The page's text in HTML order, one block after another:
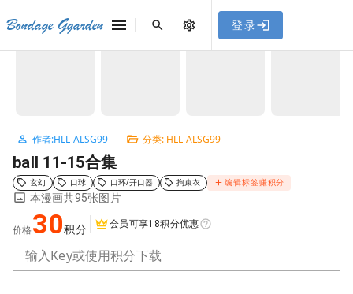
，使用遇到
问题请联系客服。
Bondage Ggarden 登录
首页 / HLL-ALSG99 / ball 11-15合集
作者:HLL-ALSG99 分类: HLL-ALSG99
ball 11-15合集
玄幻 口球 口环/开口器 拘束衣 编辑标签赚积分
本漫画共95张图片
价格 30积分 会员可享18积分优惠
输入Key或使用积分下载